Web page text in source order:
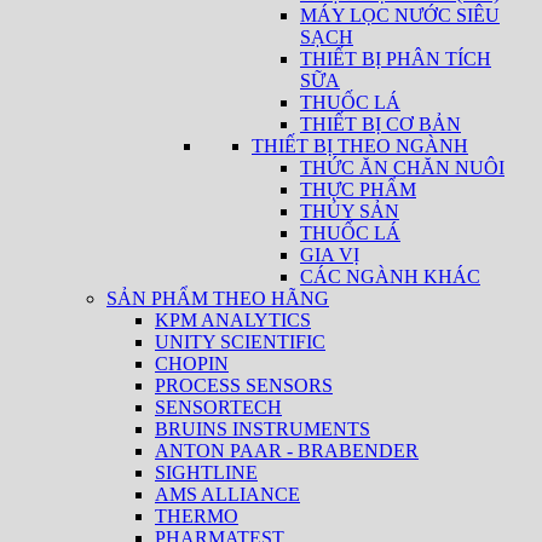
MÁY LỌC NƯỚC SIÊU
SẠCH
THIẾT BỊ PHÂN TÍCH
SỮA
THUỐC LÁ
THIẾT BỊ CƠ BẢN
THIẾT BỊ THEO NGÀNH
THỨC ĂN CHĂN NUÔI
THỰC PHẨM
THỦY SẢN
THUỐC LÁ
GIA VỊ
CÁC NGÀNH KHÁC
SẢN PHẨM THEO HÃNG
KPM ANALYTICS
UNITY SCIENTIFIC
CHOPIN
PROCESS SENSORS
SENSORTECH
BRUINS INSTRUMENTS
ANTON PAAR - BRABENDER
SIGHTLINE
AMS ALLIANCE
THERMO